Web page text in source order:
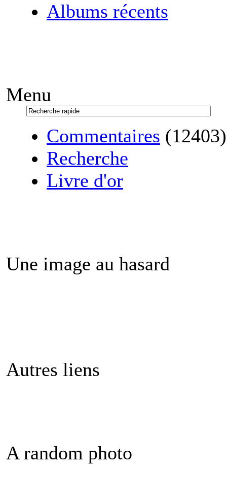
Albums récents
Menu
Commentaires (12403)
Recherche
Livre d'or
Une image au hasard
Autres liens
A random photo